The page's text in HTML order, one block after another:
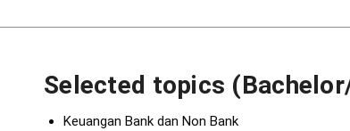
Selected topics
Keuangan Bank dan Non Bank